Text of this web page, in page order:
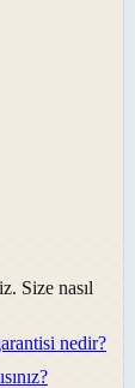
Size nasıl
nedir?